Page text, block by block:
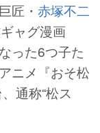
匠・ 赤塚不二
ャグ漫画
った6つ子た
ニメ『おそ松
通称“松ス